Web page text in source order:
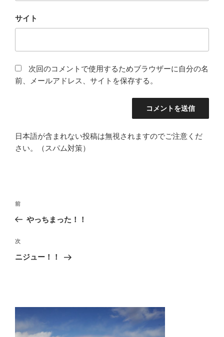
サイト
次回のコメントで使用するためブラウザーに自分の名
前、メールアドレス、サイトを保存する。
日本語が含まれない投稿は無視されますのでご注意くだ
さい。（スパム対策）
投
ナ
ビ
ゲ
ン
前
の
稿
前
やっちまった！！
次
の
次
ニジュー！！